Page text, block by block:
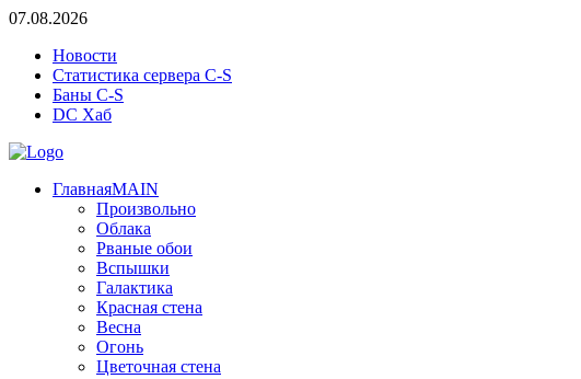
07.08.2026
Новости
Статистика сервера C-S
Баны C-S
DC Хаб
ГлавнаяMAIN
Произвольно
Облака
Рваные обои
Вспышки
Галактика
Красная стена
Весна
Огонь
Цветочная стена